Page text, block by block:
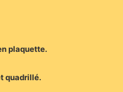
plaquette.
quadrillé.